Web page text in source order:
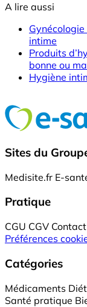
A lire aussi
intime
Produits
bonne ou
Hygiène
Sites du
Medisite.fr E-
Pratique
CGU CGV Contact
Préférences
Catégories
Médicaments
Santé pratique